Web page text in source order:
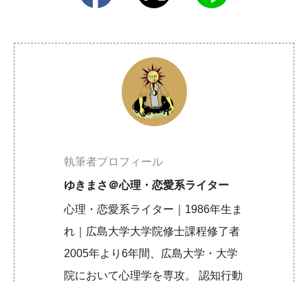
執筆者プロフィール
ゆきまさ＠心理・恋愛系ライター
心理・恋愛系ライター｜1986年生ま
れ｜広島大学大学院修士課程修了者
2005年より6年間、広島大学・大学
院において心理学を専攻。 認知行動